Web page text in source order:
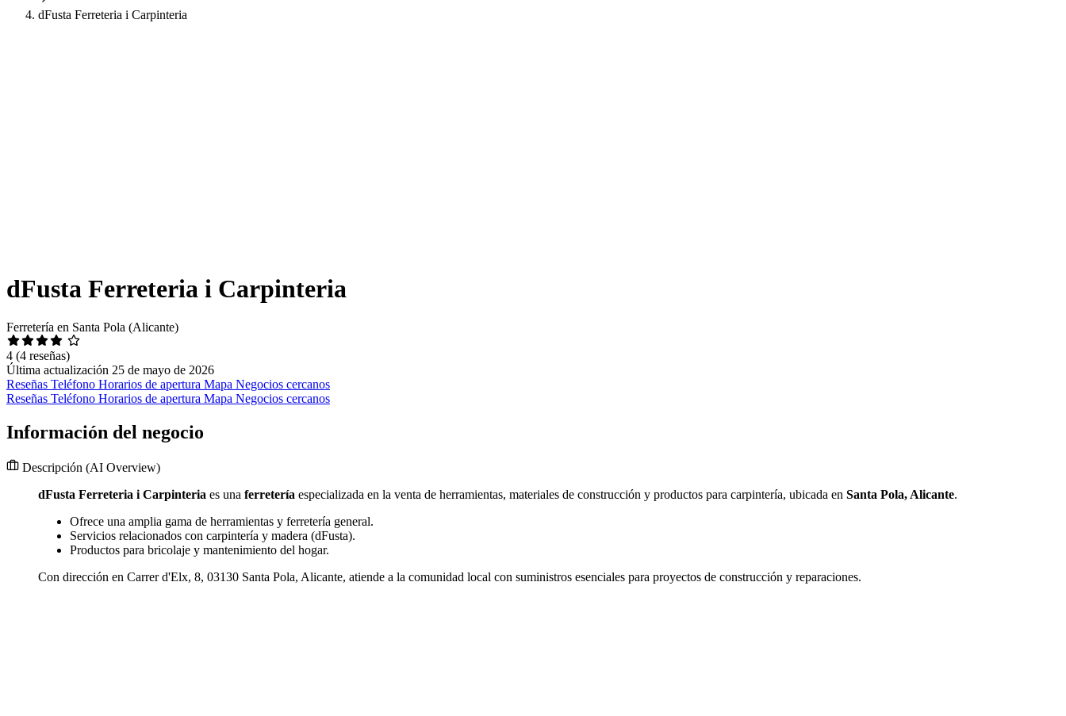
dFusta Ferreteria i Carpinteria
dFusta Ferreteria i Carpinteria
Ferretería en Santa Pola (Alicante)
4 (4 reseñas)
Última actualización 25 de mayo de 2026
Reseñas Teléfono Horarios de apertura Mapa Negocios cercanos
Reseñas Teléfono Horarios de apertura Mapa Negocios cercanos
Información del negocio
Descripción (AI Overview)
dFusta Ferreteria i Carpinteria es una ferretería especializada en la venta de herramientas, materiales de construcción y productos para carpintería, ubicada en Santa Pola, Alicante.
Ofrece una amplia gama de herramientas y ferretería general.
Servicios relacionados con carpintería y madera (dFusta).
Productos para bricolaje y mantenimiento del hogar.
Con dirección en Carrer d'Elx, 8, 03130 Santa Pola, Alicante, atiende a la comunidad local con suministros esenciales para proyectos de construcción y reparaciones.